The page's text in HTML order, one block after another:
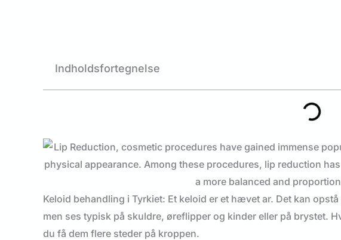
Indholdsfortegnelse
Keloid behandling i Tyrkiet: Et keloid er et hævet ar. Det kan
men ses typisk på skuldre, øreflipper og kinder eller på brystet.
du få dem flere steder på kroppen.